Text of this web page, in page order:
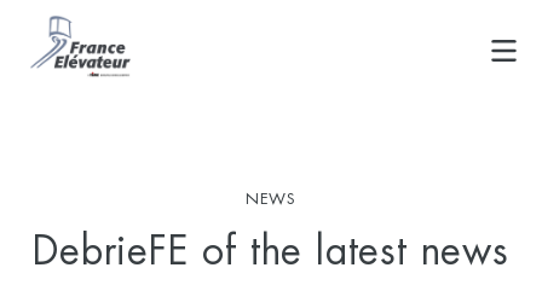
NEWS
DebrieFE of the latest news